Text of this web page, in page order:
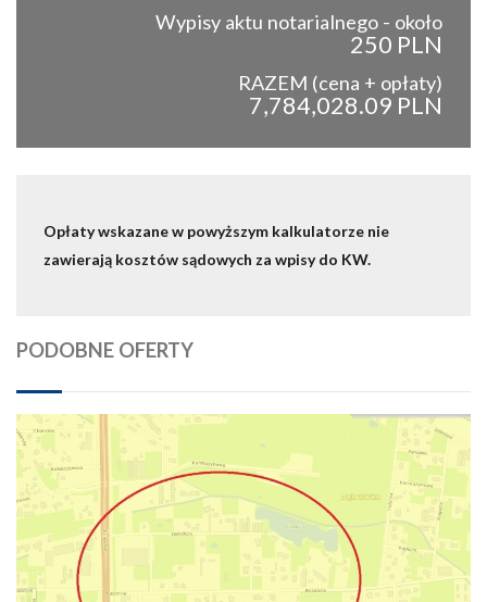
Wypisy aktu notarialnego - około
250 PLN
RAZEM (cena + opłaty)
7,784,028.09 PLN
Opłaty wskazane w powyższym kalkulatorze nie
zawierają kosztów sądowych za wpisy do KW.
PODOBNE OFERTY